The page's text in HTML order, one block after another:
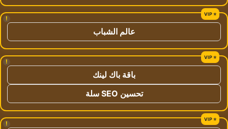
!
عالم الشباب
!
باقة باك لينك
تحسين SEO سلة
!